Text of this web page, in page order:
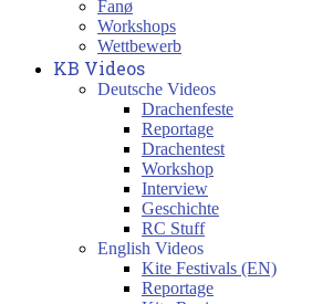
Fanø
Workshops
Wettbewerb
KB Videos
Deutsche Videos
Drachenfeste
Reportage
Drachentest
Workshop
Interview
Geschichte
RC Stuff
English Videos
Kite Festivals (EN)
Reportage